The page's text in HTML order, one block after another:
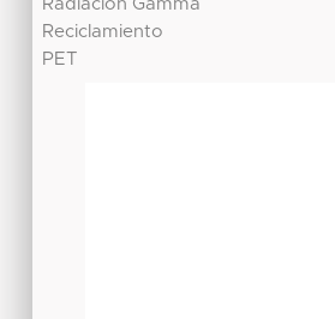
Radiación Gamma
Reciclamiento
PET